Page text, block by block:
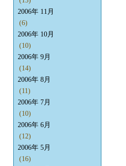
2006年 11月
(6)
2006年 10月
(10)
2006年 9月
(14)
2006年 8月
(11)
2006年 7月
(10)
2006年 6月
(12)
2006年 5月
(16)